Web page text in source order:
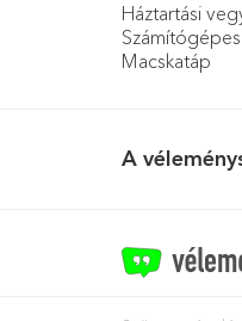
Háztartási
Macskatáp
A